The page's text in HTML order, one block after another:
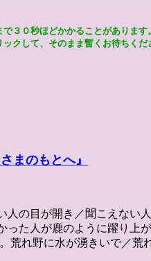
人の目が開き／聞こえない人
った人が鹿のように躍り上
荒れ野に水が湧きいで／荒
３０秒ほどかかることがあります。
クして、そのまま暫くお待ちくだ
まのもとへ』